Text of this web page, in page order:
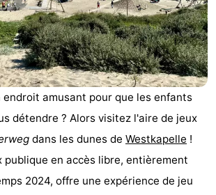
endroit amusant pour que les enfants
détendre ? Alors visitez l'aire de jeux
dans les dunes de Westkapelle !
publique en accès libre, entièrement
2024, offre une expérience de jeu